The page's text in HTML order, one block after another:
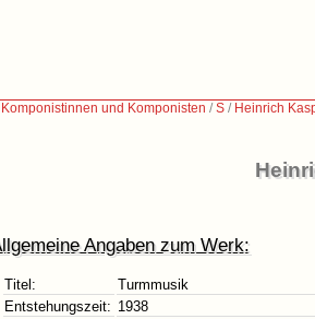
Komponistinnen und Komponisten /S / Heinrich
Angaben zum Werk:
Titel:
Turmmusik
Entstehungszeit: 1938